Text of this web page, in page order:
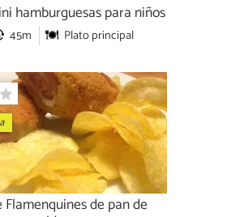
hamburguesas para niños
45m Plato principal
Flamenquines de pan de